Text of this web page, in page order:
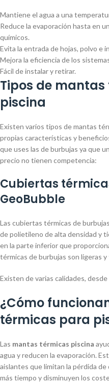
Mantiene el agua a una
Reduce la evaporación hasta en
químicos.
Evita la entrada de hojas, polvo e
Mejora la eficiencia de los
Fácil de instalar y retirar.
Tipos de
piscina
Existen varios tipos de mantas
propias características y
que uses las de burbujas ya que
precio no tienen competencia:
Cubiertas
GeoBubble
Las cubiertas térmicas de
de polietileno de alta densidad y
en la parte inferior que
térmicas de burbujas son ligeras y
Existen de varias calidades, desde
¿Cómo
térmicas para
Las mantas térmicas piscina
agua y reducen la evaporación.
aislantes que limitan la pérdida
más tiempo y disminuyen los